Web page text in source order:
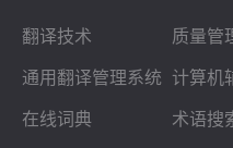
翻译技术
质量管
通用翻译管理系统 计算机
在线词典
术语搜